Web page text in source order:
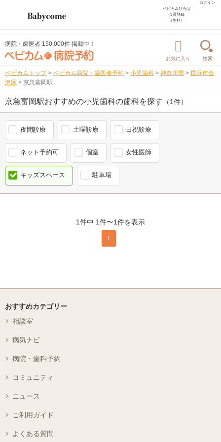
ログイン
ベビカムひろば
会員登録
（無料）
病院・歯医者 150,000件 掲載中！
お気に入り 検索
ベビカムトップ > ベビカム病院・歯医者予約 > 小児歯科 > 神奈川県 > 横浜市金
沢区 > 京急富岡駅
京急富岡駅おすすめの小児歯科の歯科を探す （1件）
夜間診療 土曜診療 日祝診療
ネット予約可 個室 女性医師
キッズスペース 駐車場
1件中 1件〜1件を表示
1
おすすめカテゴリー
相談室
病気ナビ
病院・歯科予約
コミュニティ
ニュース
ご利用ガイド
よくある質問